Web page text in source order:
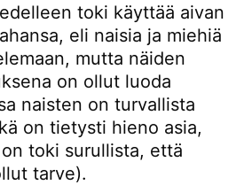
toki käyttää aivan
eli naisia ja miehiä
mutta näiden
on ollut luoda
naisten on turvallista
on tietysti hieno asia,
toki surullista, että
tarve).